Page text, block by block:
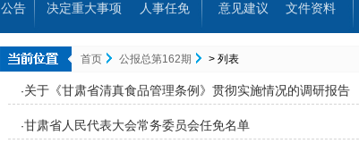
公告
决定重大事项
人事任免
意见建议
文件资料
首页 公报总第162期 > 列表
·关于《甘肃省清真食品管理条例》贯彻实施情况的调研报告
·甘肃省人民代表大会常务委员会任免名单